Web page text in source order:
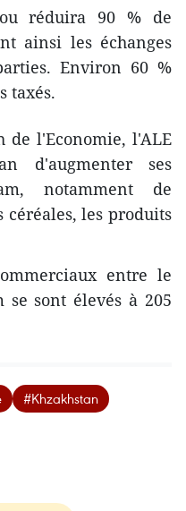
réduira 90 % ​de
ainsi les échanges
Environ ​60 %
taxés.
de l'Economie, l'ALE
d'augmenter ses
notamment de
les produits
entre le
sont élevés à 205
#Khzakhstan